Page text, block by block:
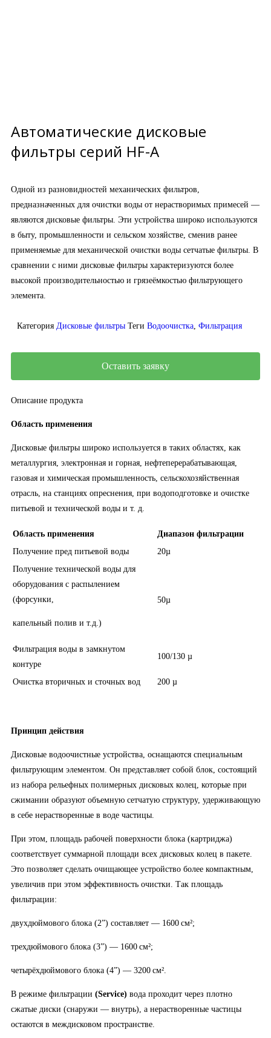
Автоматические дисковые
фильтры серий HF-A
Одной из разновидностей механических фильтров,
предназначенных для очистки воды от нерастворимых примесей —
являются дисковые фильтры. Эти устройства широко используются
в быту, промышленности и сельском хозяйстве, сменив ранее
применяемые для механической очистки воды сетчатые фильтры. В
сравнении с ними дисковые фильтры характеризуются более
высокой производительностью и грязеёмкостью фильтрующего
элемента.
Категория Дисковые фильтры Теги Водоочистка, Фильтрация
Оставить заявку
Описание продукта
Область применения
Дисковые фильтры широко используется в таких областях, как
металлургия, электронная и горная, нефтеперерабатывающая,
газовая и химическая промышленность, сельскохозяйственная
отрасль, на станциях опреснения, при водоподготовке и очистке
питьевой и технической воды и т. д.
Область применения
Диапазон фильтрации
Получение пред питьевой воды
20µ
Получение технической воды для
оборудования с распылением
(форсунки,
капельный полив и т.д.)
50µ
Фильтрация воды в замкнутом
контуре
100/130 µ
Очистка вторичных и сточных вод 200 µ
Принцип действия
Дисковые водоочистные устройства, оснащаются специальным
фильтрующим элементом. Он представляет собой блок, состоящий
из набора рельефных полимерных дисковых колец, которые при
сжимании образуют объемную сетчатую структуру, удерживающую
в себе нерастворенные в воде частицы.
При этом, площадь рабочей поверхности блока (картриджа)
соответствует суммарной площади всех дисковых колец в пакете.
Это позволяет сделать очищающее устройство более компактным,
увеличив при этом эффективность очистки. Так площадь
фильтрации:
двухдюймового блока (2”) составляет — 1600 см²;
трехдюймового блока (3”) — 1600 см²;
четырёхдюймового блока (4”) — 3200 см².
В режиме фильтрации (Service) вода проходит через плотно
сжатые диски (снаружи — внутрь), а нерастворенные частицы
остаются в междисковом пространстве.